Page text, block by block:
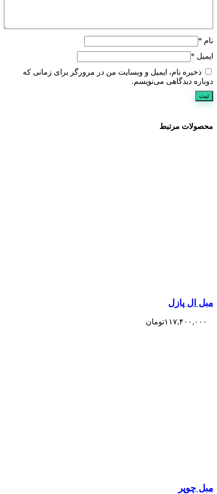
نام *
ایمیل *
ذخیره نام، ایمیل و وبسایت من در مرورگر برای زمانی که
دوباره دیدگاهی می‌نویسم.
محصولات مرتبط
مبل ال پازل
۱۱۷,۴۰۰,۰۰۰تومان
مبل چوپر